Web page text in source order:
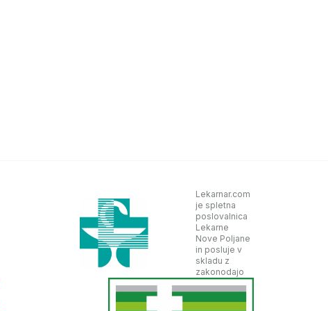
Lekarnar.com
je spletna
poslovalnica
Lekarne
Nove Poljane
in posluje v
skladu z
zakonodajo